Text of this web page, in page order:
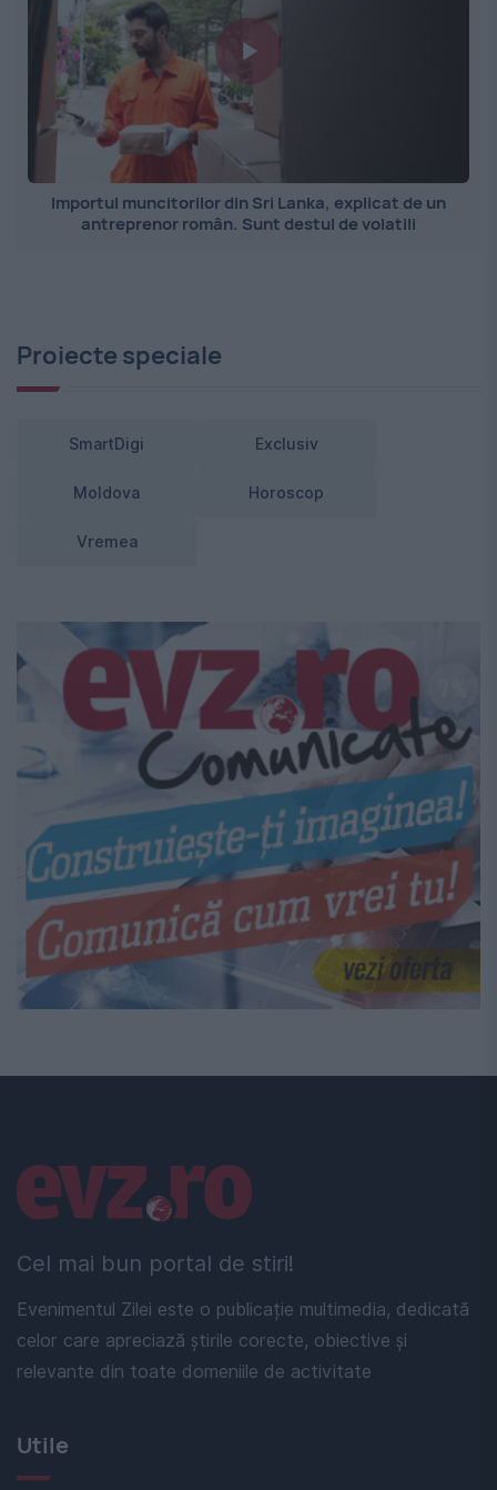
Importul muncitorilor din Sri Lanka, explicat de un
antreprenor român. Sunt destul de volatili
Proiecte speciale
SmartDigi Exclusiv
Moldova Horoscop
Vremea
Cel mai bun portal de stiri!
Evenimentul Zilei este o publicație multimedia, dedicată
celor care apreciază știrile corecte, obiective și
relevante din toate domeniile de activitate
Linkuri utile
Utile